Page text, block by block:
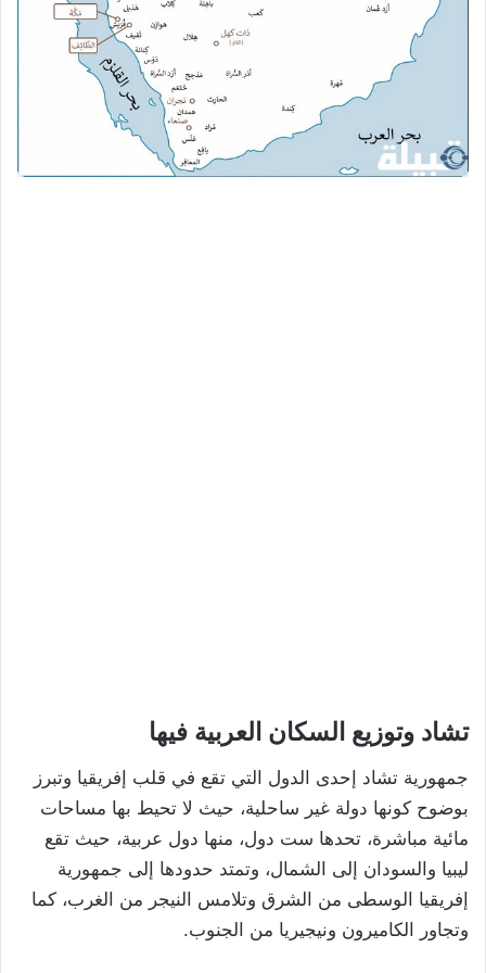
تشاد وتوزيع السكان العربية فيها
جمهورية تشاد إحدى الدول التي تقع في قلب إفريقيا وتبرز
بوضوح كونها دولة غير ساحلية، حيث لا تحيط بها مساحات
مائية مباشرة، تحدها ست دول، منها دول عربية، حيث تقع
ليبيا والسودان إلى الشمال، وتمتد حدودها إلى جمهورية
إفريقيا الوسطى من الشرق وتلامس النيجر من الغرب، كما
وتجاور الكاميرون ونيجيريا من الجنوب.